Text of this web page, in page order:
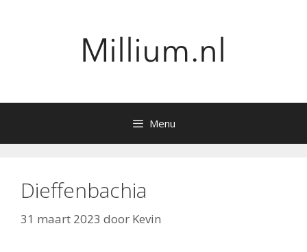
Menu
Dieffenbachia
31 maart 2023 door Kevin